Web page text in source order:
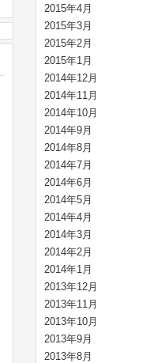
2015年4月
2015年3月
2015年2月
2015年1月
2014年12月
2014年11月
2014年10月
2014年9月
2014年8月
2014年7月
2014年6月
2014年5月
2014年4月
2014年3月
2014年2月
2014年1月
2013年12月
2013年11月
2013年10月
2013年9月
2013年8月